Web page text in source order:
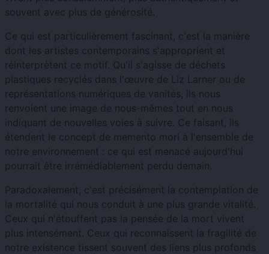
souvent avec plus de générosité.
Ce qui est particulièrement fascinant, c'est la manière
dont les artistes contemporains s'approprient et
réinterprètent ce motif. Qu'il s'agisse de déchets
plastiques recyclés dans l'œuvre de Liz Larner ou de
représentations numériques de vanités, ils nous
renvoient une image de nous-mêmes tout en nous
indiquant de nouvelles voies à suivre. Ce faisant, ils
étendent le concept de memento mori à l'ensemble de
notre environnement : ce qui est menacé aujourd'hui
pourrait être irrémédiablement perdu demain.
Paradoxalement, c'est précisément la contemplation de
la mortalité qui nous conduit à une plus grande vitalité.
Ceux qui n'étouffent pas la pensée de la mort vivent
plus intensément. Ceux qui reconnaissent la fragilité de
notre existence tissent souvent des liens plus profonds